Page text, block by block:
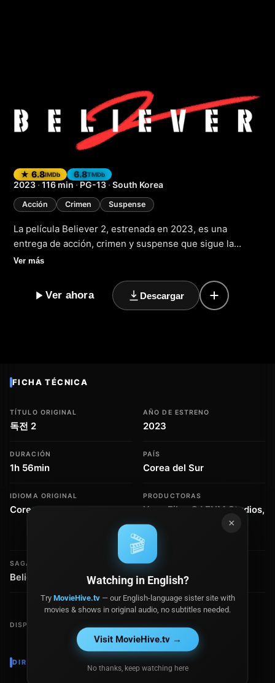
Believer 2
★ 6.8IMDb 6.8TMDb
2023 · 116 min · PG-13 · South Korea
Acción Crimen Suspense
La película Believer 2, estrenada en 2023, es una
entrega de acción, crimen y suspense que sigue la
historia de un policía que se adentra en el mundo del
de drogas. Con un ritmo trepidante y giros inesperados,
esta cinta nos lleva a un mundo de violencia y
demonios para lograr su objetivo. Con una dirección
interpretaciones intensas y creíbles, Believer 2 es una
película que mantiene al espectador en vilo desde el
principio hasta el final. La trama se desarrolla de manera
impredecible, con momentos de tensión y sorpresa que
nos mantienen enganchados a la historia. En resumen,
te dejará indiferente, así que prepárate para vivir una
experiencia cinematográfica intensa y emocionante. La
película es una secuela de la anterior entrega y promete
superarla en emoción y acción.
Ver más
Ver ahora Descargar
FICHA TÉCNICA
TÍTULO ORIGINAL
독전 2
AÑO DE ESTRENO
2023
DURACIÓN
1h 56min
PAÍS
Corea del Sur
IDIOMA ORIGINAL
Coreano
PRODUCTORAS
Yong Film, CJ ENM Studios,
Superfiction, CJ
Entertainment
SAGA / COLECCIÓN
Believer - Colección
CLASIFICACIÓN
PG-13
DISPONIBLE EN
DIRECTOR
×
🎬
Watching in English?
Try MovieHive.tv— our English-language sister site with
movies & shows in original audio, no subtitles needed.
Visit MovieHive.tv →
No thanks, keep watching here